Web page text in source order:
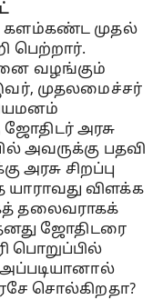
களம்கண்ட முதல்
பெற்றார்.
வழங்கும்
முதலமைச்சர்
ஜோதிடர் அரசு
அவருக்கு பதவி
அரசு சிறப்பு
விளக்க
தலைவராகக்
ஜோதிடரை
பொறுப்பில்
சொல்கிறதா?